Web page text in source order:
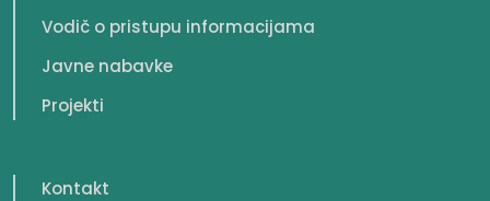
Vodič o pristupu informacijama
Javne nabavke
Projekti
Kontakt